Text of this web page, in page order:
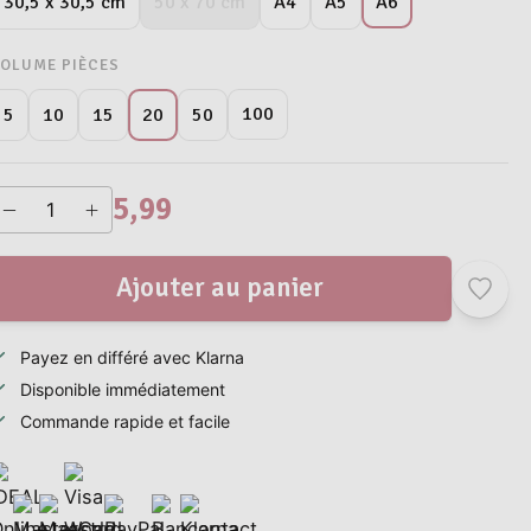
PIÈCES
5 10 15 20 50 100
5,99
Ajouter au panier
Payez en différé avec Klarna
Disponible immédiatement
Commande rapide et facile